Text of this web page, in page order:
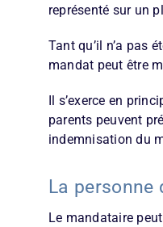
représenté sur un
Tant qu’il n’a pas
mandat peut être
Il s’exerce en
parents peuvent
indem­nisation du
La personne
Le mandataire